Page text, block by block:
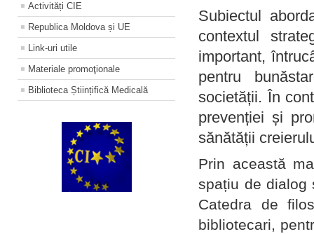
Activități CIE
Republica Moldova și UE
Link-uri utile
Materiale promoţionale
Biblioteca Științifică Medicală
Subiectul
contextul
important,
pentru
societății. În
prevenției și
sănătății
Prin această
spațiu de dialog
Catedra de
bibliotecari,